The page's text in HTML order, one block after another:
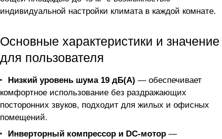
индивидуальной настройки климата в каждой комнате.
Основные характеристики и значение
для пользователя
Низкий уровень шума 19 дБ(А) — обеспечивает
комфортное использование без раздражающих
посторонних звуков, подходит для жилых и офисных
помещений.
Инверторный компрессор и DC-мотор —